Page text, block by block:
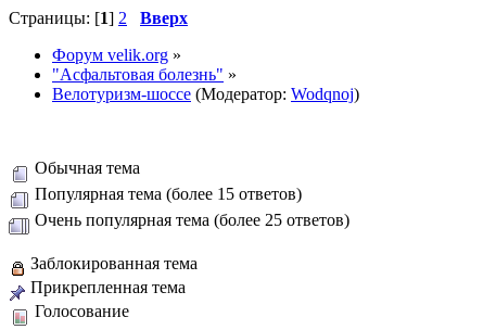
Страницы: [1] 2
Вверх
Форум velik.org »
"Асфальтовая болезнь" »
Велотуризм-шоссе (Модератор: Wodqnoj)
Обычная тема
Популярная тема (более 15 ответов)
Очень популярная тема (более 25 ответов)
Заблокированная тема
Прикрепленная тема
Голосование